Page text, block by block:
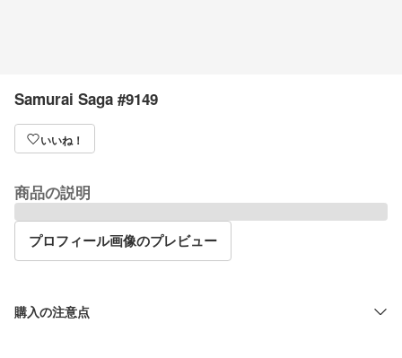
Samurai Saga #9149
いいね！
商品の説明
プロフィール画像のプレビュー
購入の注意点